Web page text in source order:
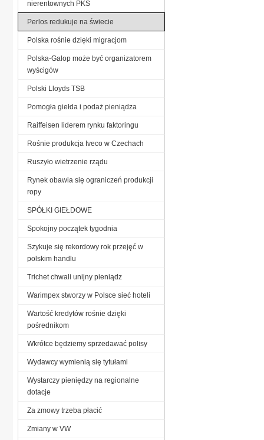
nierentownych PKS
Perlos redukuje na świecie
Polska rośnie dzięki migracjom
Polska-Galop może być organizatorem
wyścigów
Polski Lloyds TSB
Pomogła giełda i podaż pieniądza
Raiffeisen liderem rynku faktoringu
Rośnie produkcja Iveco w Czechach
Ruszyło wietrzenie rządu
Rynek obawia się ograniczeń produkcji
ropy
SPÓŁKI GIEŁDOWE
Spokojny początek tygodnia
Szykuje się rekordowy rok przejęć w
polskim handlu
Trichet chwali unijny pieniądz
Warimpex stworzy w Polsce sieć hoteli
Wartość kredytów rośnie dzięki
pośrednikom
Wkrótce będziemy sprzedawać polisy
Wydawcy wymienią się tytułami
Wystarczy pieniędzy na regionalne
dotacje
Za zmowy trzeba płacić
Zmiany w VW